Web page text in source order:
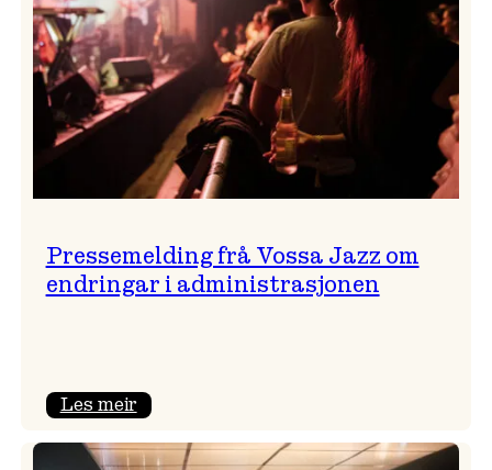
Pressemelding frå Vossa Jazz om
endringar i administrasjonen
Les meir:
frå